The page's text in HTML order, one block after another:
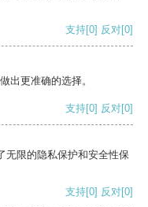
支持[0] 反对[0]
出更准确的选择。
支持[0] 反对[0]
无限的隐私保护和安全性保
支持[0] 反对[0]